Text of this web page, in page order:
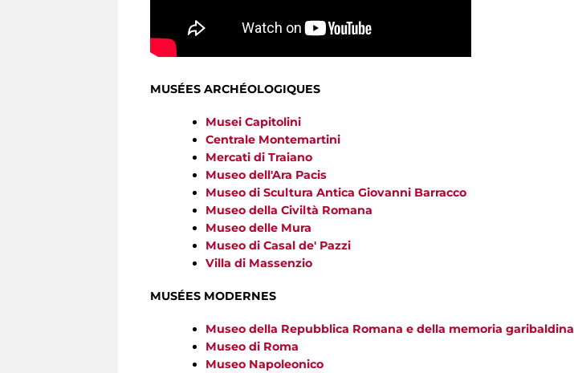
MUSÉES ARCHÉOLOGIQUES
Musei Capitolini
Centrale Montemartini
Mercati di Traiano
Museo dell'Ara Pacis
Museo di Scultura Antica Giovanni Barracco
Museo della Civiltà Romana
Museo delle Mura
Museo di Casal de' Pazzi
Villa di Massenzio
MUSÉES MODERNES
Museo della Repubblica Romana e della memoria garibaldina
Museo di Roma
Museo Napoleonico